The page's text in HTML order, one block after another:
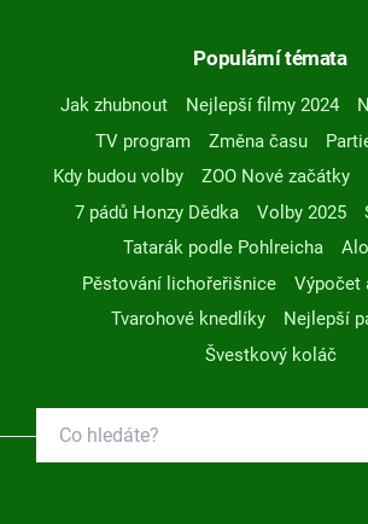
Populární témata
Jak zhubnout Nejlepší filmy 2024
TV program
Změna času
Kdy budou volby
ZOO Nové začátky
7 pádů Honzy Dědka
Volby 2025
Tatarák podle Pohlreicha
Pěstování lichořeřišnice
Výpočet
Tvarohové knedlíky
Nejlepší
Švestkový koláč